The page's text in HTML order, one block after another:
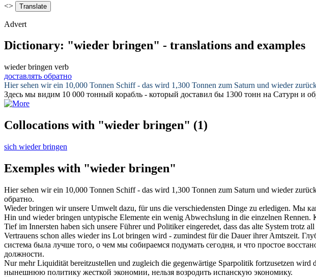
<>
Advert
Dictionary: "wieder bringen" - translations and examples
wieder bringen verb
доставлять обратно
Hier sehen wir ein 10,000 Tonnen Schiff - das wird 1,300 Tonnen zum Saturn und wieder
Здесь мы видим 10 000 тонный корабль - который доставил бы 1300 тонн на Сатурн и
Collocations with "wieder bringen" (1)
sich wieder bringen
Exemples with "wieder bringen"
Hier sehen wir ein 10,000 Tonnen Schiff - das wird 1,300 Tonnen zum Saturn und wieder
обратно.
Wieder bringen wir unsere Umwelt dazu, für uns die verschiedensten Dinge zu erledigen. Мы
Hin und wieder bringen untypische Elemente ein wenig Abwechslung in die einzelnen Rennen.
Tief im Innersten haben sich unsere Führer und Politiker eingeredet, dass das alte System trotz
Vertrauens schon alles wiederins Lot bringen wird - zumindest für die Dauer ihrer Amtszeit.
система была лучше того, о чем мы собираемся подумать сегодня, и что простое
должности.
Nur mehr Liquidität bereitzustellen und zugleich die gegenwärtige Sparpolitik fortzusetzen wird
нынешнюю политику жесткой экономии, нельзя возродить испанскую экономику.